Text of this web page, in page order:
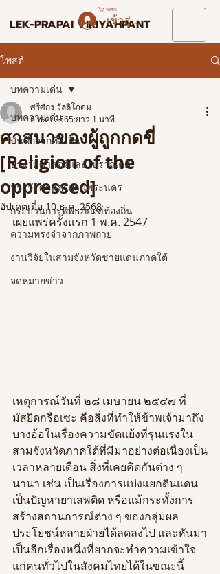
LEK-PRAPAI VIRIYAHPANT
รถเข็น
เข้าสู่ระบบ
โพสต์
บทความเด่น
บันทึกจากท้องถิ่น
ประวัติศาสตร์และโบราณคดี
ประวัติศาสตร์ย่านพระนคร
กระบวนการพิพิธภัณฑ์ท้องถิ่น
ความทรงจำจากภาพถ่าย
งานวิจัยในสามจังหวัดชายแดนภาคใต้
จดหมายข่าว
บทความเด่น
ศาสนาของผู้ถูกกดขี่
[Religion of the
oppressed]
ศรีศักร วัลลิโภดม
6 พ.ค. 2565 ยาว 1 นาที
อัปเดตเมื่อ10 ธ.ค. 2568
เผยแพร่ครั้งแรก 1 พ.ค. 2547
เหตุการณ์วันที่ ๒๘ เมษายน ๒๕๔๗ ที่
มัสยิดกรือเซะ คือสิ่งที่ทำให้ข้าพเจ้ามาถึง
บางอ้อในเรื่องความขัดแย้งที่รุนแรงใน
สามจังหวัดภาคใต้ที่มีมาอย่างต่อเนื่องเป็น
เวลาหลายเดือน สิ่งที่เคยคิดกันต่าง ๆ
นานา เช่น เป็นเรื่องการแบ่งแยกดินแดน
เป็นปัญหายาเสพติด หรือแม้กระทั้งการ
สร้างสถานการณ์ต่าง ๆ ของกลุ่มผล
ประโยชน์หลายฝ่ายได้ลดลงไป และหันมา
เป็นอีกเรื่องหนึ่งที่ยากจะทำความเข้าใจ
แก่คนทั่วไปในสังคมไทยได้ในขณะนี้